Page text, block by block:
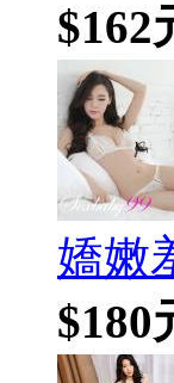
$162
嬌嫩
$180